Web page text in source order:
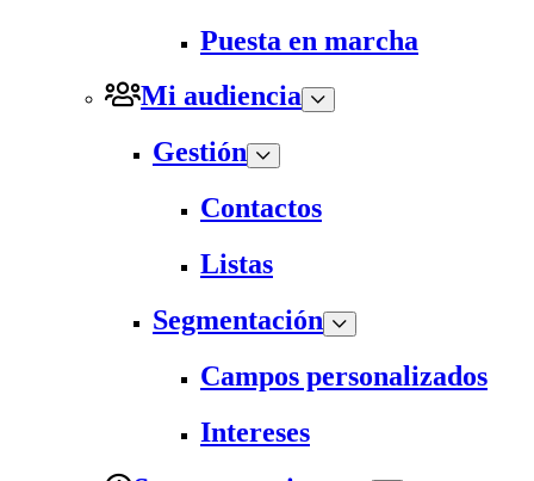
Puesta en marcha
Mi audiencia
Gestión
Contactos
Listas
Segmentación
Campos personalizados
Intereses